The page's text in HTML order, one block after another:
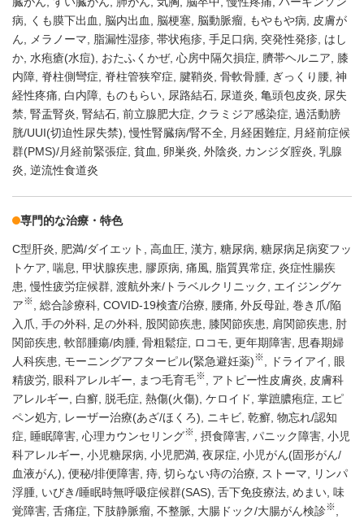
病
くも膜下出血 脳内出血 脳梗塞 脳動脈瘤 もやもや病
皮膚が
ん
メラノーマ 脂漏性湿疹 帯状疱疹 手足口病 突発性発疹 はし
か 水疱瘡(水痘) おたふくかぜ 心房中隔欠損症 臍帯ヘルニア
膝
内障 脊柱側彎症 脊柱管狭窄症 腱鞘炎 骨軟骨腫 ぎっくり腰 神
経性疼痛
白内障 ものもらい 尿路結石 尿道炎 亀頭包皮炎
尿失
禁 腎盂腎炎 腎結石 前立腺肥大症 クラミジア感染症 過活動膀
胱/UUI(切迫性尿失禁) 慢性腎臓病/腎不全 月経困難症
月経前症候
群(PMS)/月経前緊張症 貧血 卵巣炎 外陰炎 カンジダ腟炎 乳腺
炎 逆流性食道炎
専門的な治療・特色
C型肝炎 肥満/ダイエット 高血圧 漢方 糖尿病 糖尿病足病変フッ
トケア 喘息 甲状腺疾患 膠原病 痛風 脂質異常症 炎症性腸疾
患 慢性疲労症候群 渡航外来/トラベルクリニック
エイジングケ
ア※ 総合診療科 COVID-19検査/治療 腰痛 外反母趾 巻き爪/陥
入爪
手の外科 足の外科 股関節疾患 膝関節疾患 肩関節疾患
肘
関節疾患 軟部腫瘍/肉腫 骨粗鬆症 ロコモ 更年期障害 思春期婦
人科疾患
モーニングアフターピル(緊急避妊薬)※ ドライアイ
眼
精疲労 眼科アレルギー まつ毛育毛※ アトピー性皮膚炎
皮膚科
アレルギー
白癬 脱毛症 熱傷(火傷) ケロイド 掌蹠膿疱症
エピ
ペン処方
レーザー治療(あざ/ほくろ) ニキビ 乾癬 物忘れ/認知
症
睡眠障害 心理カウンセリング※ 摂食障害 パニック障害 小児
科アレルギー 小児糖尿病 小児肥満 夜尿症 小児がん(固形がん/
血液がん) 便秘/排便障害 痔 切らない痔の治療 ストーマ
リンパ
浮腫 いびき/睡眠時無呼吸症候群(SAS) 舌下免疫療法 めまい 味
覚障害 舌痛症 下肢静脈瘤 不整脈 大腸ドック/大腸がん検診※